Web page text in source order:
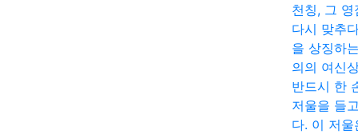
천칭, 그 영
다시 맞추
을 상징하
의의 여신
반드시 한
저울을 들
다. 이 저울